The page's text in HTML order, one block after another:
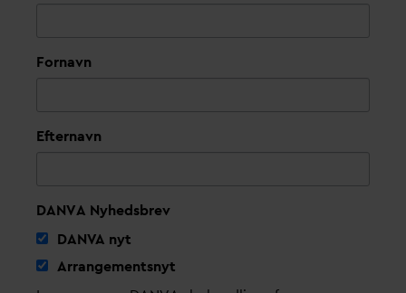
Fornavn
Efternavn
DANVA Nyhedsbrev
DANVA nyt
Arrangementsnyt